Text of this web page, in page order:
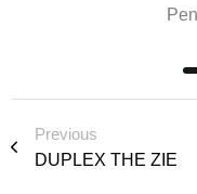
Previous
DUPLEX THE ZIE